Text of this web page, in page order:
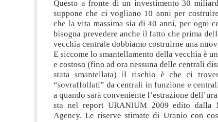
Questo a fronte di un investimento 30
suppone che ci vogliano 10 anni per
che la vita massima sia di 40 anni, per ogni
bisogna prevedere anche il fatto che prima
vecchia centrale dobbiamo costruirne una
E siccome lo smantellamento della vecchia è
e costoso (fino ad ora nessuna delle centrali
stata smantellata) il rischio è che ci
“sovraffollati” da centrali in funzione e
a quando sarà conveniente l’estrazione
sta nel report URANIUM 2009 edito dalla
Agency. Le riserve stimate di Uranio con